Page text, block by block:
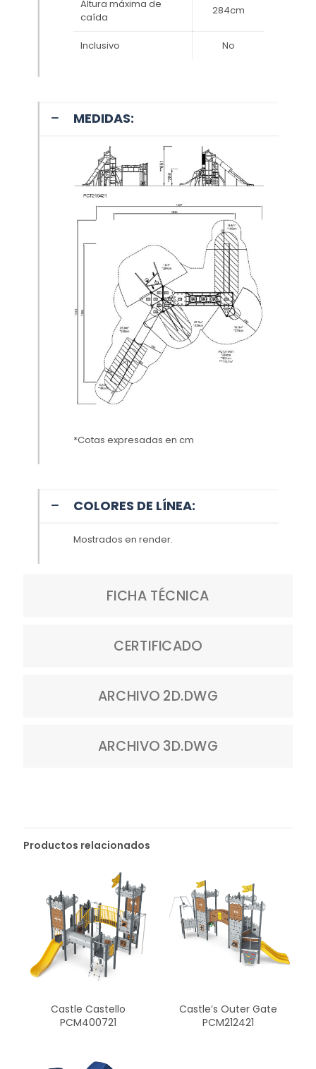
Altura máxima de
caída
284cm
Inclusivo No
MEDIDAS:
*Cotas expresadas en cm
COLORES DE LÍNEA:
Mostrados en render.
FICHA TÉCNICA
CERTIFICADO
ARCHIVO 2D.DWG
ARCHIVO 3D.DWG
Productos relacionados
Castle Castello
PCM400721
Castle’s Outer Gate
PCM212421